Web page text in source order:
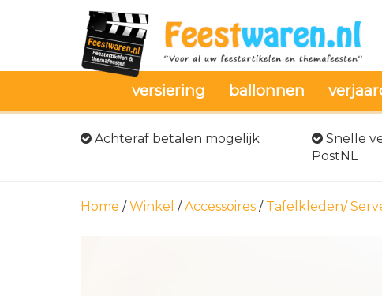
versiering ballonnen
Achteraf betalen mogelijk
Snelle
PostNL
Home /Winkel /Accessoires / Tafelkleden/